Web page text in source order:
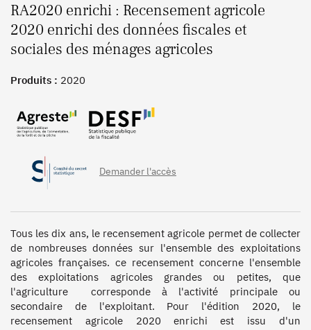
RA2020 enrichi : Recensement agricole
2020 enrichi des données fiscales et
sociales des ménages agricoles
Produits : 2020
Demander l'accès
Tous les dix ans, le recensement agricole permet de collecter
de nombreuses données sur l'ensemble des exploitations
agricoles françaises. ce recensement concerne l'ensemble
des exploitations agricoles grandes ou petites, que
l'agriculture  corresponde à l'activité principale ou
secondaire de l'exploitant. Pour l'édition 2020, le
recensement agricole 2020 enrichi est issu d'un